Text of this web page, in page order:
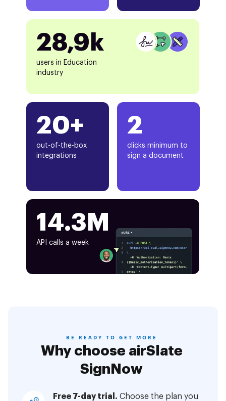
20+
out-of-the-box
integrations
28,9k
users in Education
industry
2
clicks minimum to
sign a document
14.3M
API calls a week
BE READY TO GET MORE
Why choose airSlate
SignNow
Free 7-day trial. Choose the plan you